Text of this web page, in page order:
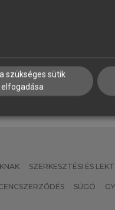
SZERKESZTÉSI ÉS
SÚGÓ
szükséges sütik
elfogadása